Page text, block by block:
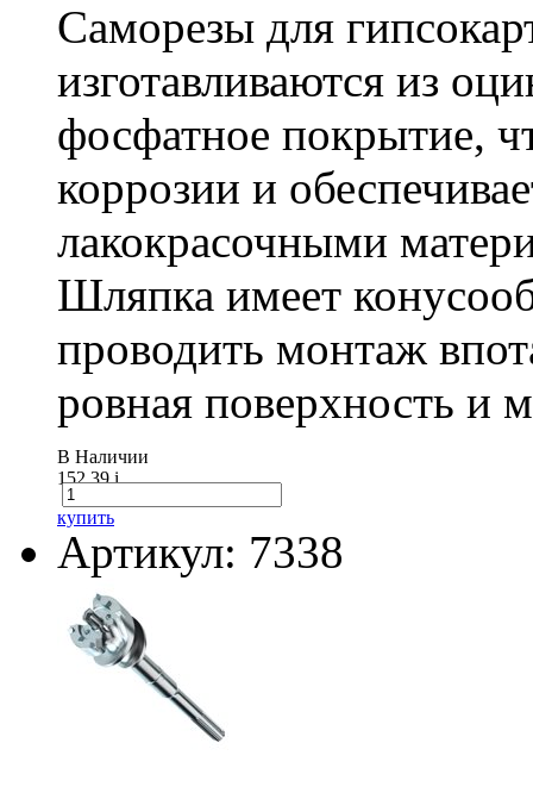
Саморезы для
изготавливаются из
фосфатное покрытие,
коррозии и
лакокрасочными
Шляпка имеет
проводить монтаж
ровная поверхность и
В Наличии
152.39i
купить
Артикул: 7338